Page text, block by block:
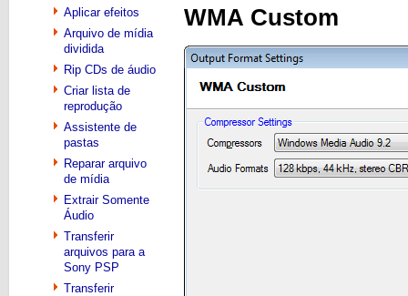
Aplicar efeitos
Arquivo de mídia
dividida
Rip CDs de áudio
Criar lista de
reprodução
Assistente de
pastas
Reparar arquivo
de mídia
Extrair Somente
Áudio
Transferir
arquivos para a
Sony PSP
Transferir
WMA Custom